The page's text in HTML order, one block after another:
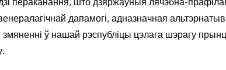
дапамогі, адназначная
ў нашай рэспубліцы цэлага шэрагу